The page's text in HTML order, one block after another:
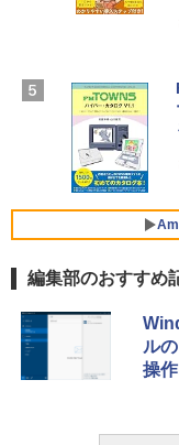
編集部のおすすめ
ル
操